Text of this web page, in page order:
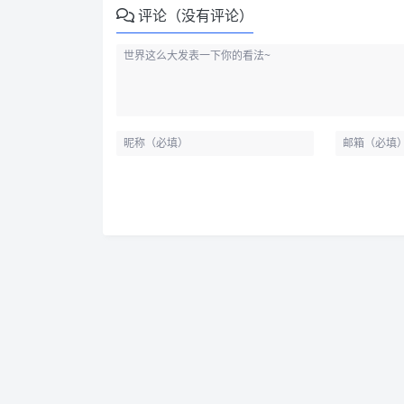
评论（没有评论）